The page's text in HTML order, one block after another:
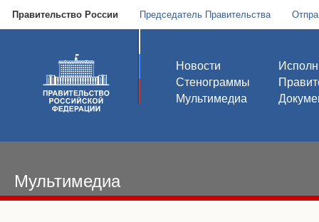
Правительство России Председатель Правительства
Новости
Стенограммы
Мультимедиа
Мультимедиа